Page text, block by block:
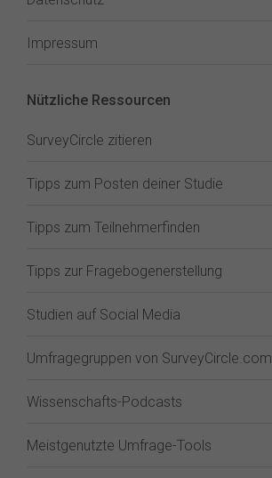
Impressum
Nützliche Ressourcen
SurveyCircle zitieren
Tipps zum Posten deiner Studie
Tipps zum Teilnehmerfinden
Tipps zur Fragebogenerstellung
Studien auf Social Media
Umfragegruppen von SurveyCircle.com
Wissenschafts-Podcasts
Meistgenutzte Umfrage-Tools